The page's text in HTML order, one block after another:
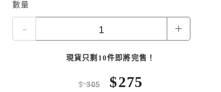
數量
- +
現貨只剩10件即將完售！
$305 $275